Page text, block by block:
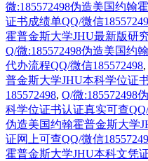
微:185572498伪造美国约翰
证书成绩单QQ/微信
霍普金斯大学JHU最新版研
Q/微:185572498伪造美国约
代办流程QQ/微信185572498,
普金斯大学JHU本科学位证
185572498, Q/微:185572498
科学位证书认证真实可查
伪造美国约翰霍普金斯大学
证网上可查QQ/微信
霍普金斯大学JHU本科文凭